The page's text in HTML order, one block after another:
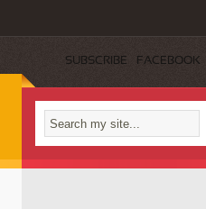
SUBSCRIBE FACEBOOK